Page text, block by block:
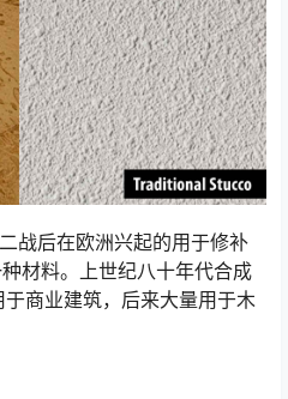
战后在欧洲兴起的用于修补
材料。上世纪八十年代合成
商业建筑，后来大量用于木